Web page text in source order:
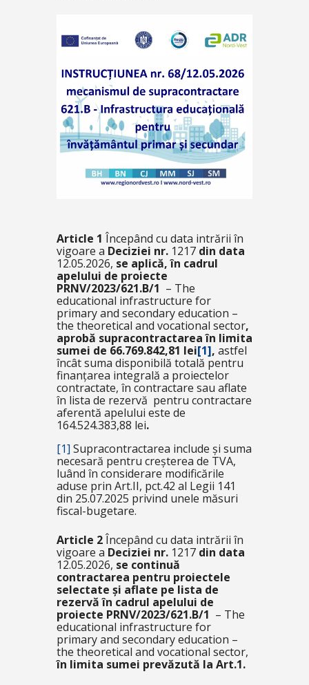
Article 1 Începând cu data intrării în
vigoare a Deciziei nr. 1217 din data
12.05.2026, se aplică, în cadrul
apelului de proiecte
PRNV/2023/621.B/1 – The
educational infrastructure for
primary and secondary education –
the theoretical and vocational sector,
aprobă supracontractarea în limita
sumei de 66.769.842,81 lei[1], astfel
încât suma disponibilă totală pentru
finanțarea integrală a proiectelor
contractate, în contractare sau aflate
în lista de rezervă pentru contractare
aferentă apelului este de
164.524.383,88 lei.
[1] Supracontractarea include și suma
necesară pentru creșterea de TVA,
luând în considerare modificările
aduse prin Art.II, pct.42 al Legii 141
din 25.07.2025 privind unele măsuri
fiscal-bugetare.
Article 2Începând cu data intrării în
vigoare a Deciziei nr. 1217 din data
12.05.2026, se continuă
contractarea pentru proiectele
selectate și aflate pe lista de
rezervă în cadrul apelului de
proiecte PRNV/2023/621.B/1 – The
educational infrastructure for
primary and secondary education –
the theoretical and vocational sector,
în limita sumei prevăzută la Art.1.